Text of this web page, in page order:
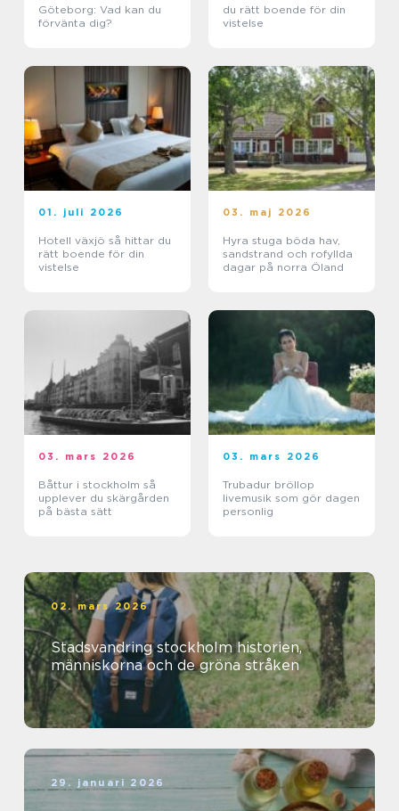
Göteborg: Vad kan du
förvänta dig?
du rätt boende för din
vistelse
01. juli 2026
Hotell växjö så hittar du
rätt boende för din
vistelse
03. maj 2026
Hyra stuga böda hav,
sandstrand och rofyllda
dagar på norra Öland
03. mars 2026
Båttur i stockholm så
upplever du skärgården
på bästa sätt
03. mars 2026
Trubadur bröllop
livemusik som gör dagen
personlig
02. mars 2026
Stadsvandring stockholm historien,
människorna och de gröna stråken
29. januari 2026